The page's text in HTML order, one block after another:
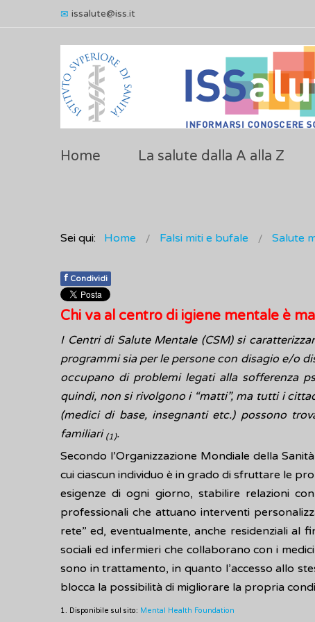
issalute@iss.it
Home La salute dalla A alla Z
Sei qui: Home Falsi miti e bufale Salute
f Condividi
Chi va al centro di igiene mentale è
I Centri di Salute Mentale (CSM) si
programmi sia per le persone con disagio e/o
occupano di problemi legati alla sofferenza
quindi, non si rivolgono i “matti”, ma tutti i
(medici di base, insegnanti etc.) possono
familiari (1).
Secondo l’Organizzazione Mondiale della
cui ciascun individuo è in grado di sfruttare le
esigenze di ogni giorno, stabilire relazioni
professionali che attuano interventi
rete” ed, eventualmente, anche residenziali al
sociali ed infermieri che collaborano con i
sono in trattamento, in quanto l’accesso allo
blocca la possibilità di migliorare la propria
1. Disponibile sul sito: Mental Health Foundation